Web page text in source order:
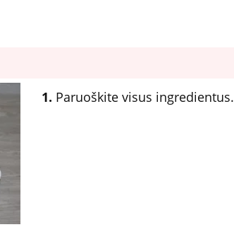
1. Paruoškite visus ingredientus.